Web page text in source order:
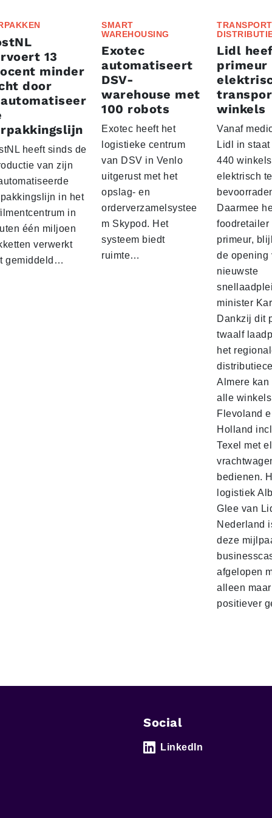
13
minder
door
heeft sinds de
van zijn
in het
in
één miljoen
verwerkt
gemiddeld…
SMART
WAREHOUSING
Exotec
automatiseert
DSV-
warehouse met
100 robots
Exotec heeft het
logistieke centrum
van DSV in Venlo
uitgerust met het
opslag- en
orderverzamelsystee
m Skypod. Het
systeem biedt
ruimte…
Lidl
primeur
winkels
Vanaf
Lidl in
440 winkels
elektrisch te
Daarmee
foodretailer
primeur,
de opening
nieuwste
minister
Dankzij dit
twaalf
het
Almere
alle
Flevoland
Holland
Texel met
bedienen.
logistiek
Glee van
Nederland
deze
afgelopen
alleen maar
positiever
Social
LinkedIn